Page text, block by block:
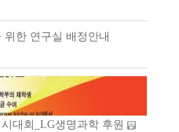
위한 연구실 배정안내
대회_LG생명과학 후원